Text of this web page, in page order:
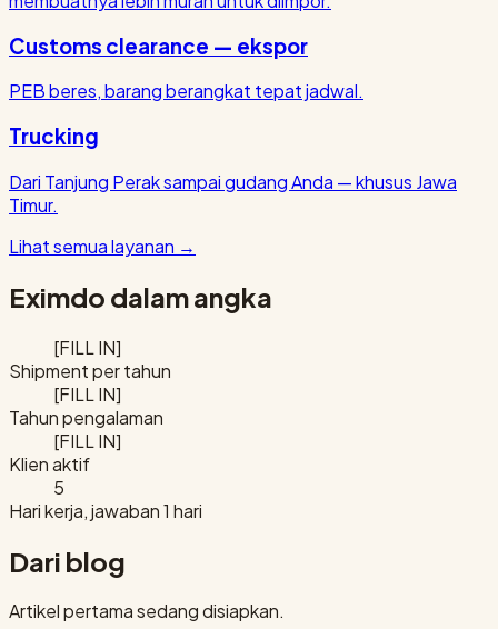
Customs clearance — ekspor
PEB beres, barang berangkat tepat jadwal.
Trucking
Dari Tanjung Perak sampai gudang Anda — khusus Jawa
Timur.
Lihat semua layanan →
Eximdo dalam angka
[FILL IN]
Shipment per tahun
[FILL IN]
Tahun pengalaman
[FILL IN]
Klien aktif
5
Hari kerja, jawaban 1 hari
Dari blog
Artikel pertama sedang disiapkan.